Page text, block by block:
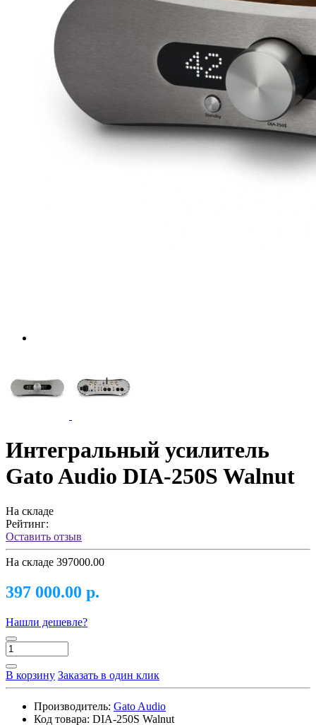
Интегральный усилитель
Gato Audio DIA-250S Walnut
На складе
Рейтинг:
Оставить отзыв
На складе 397000.00
397 000.00 р.
Нашли дешевле?
В корзину Заказать в один клик
Производитель: Gato Audio
Код товара: DIA-250S Walnut